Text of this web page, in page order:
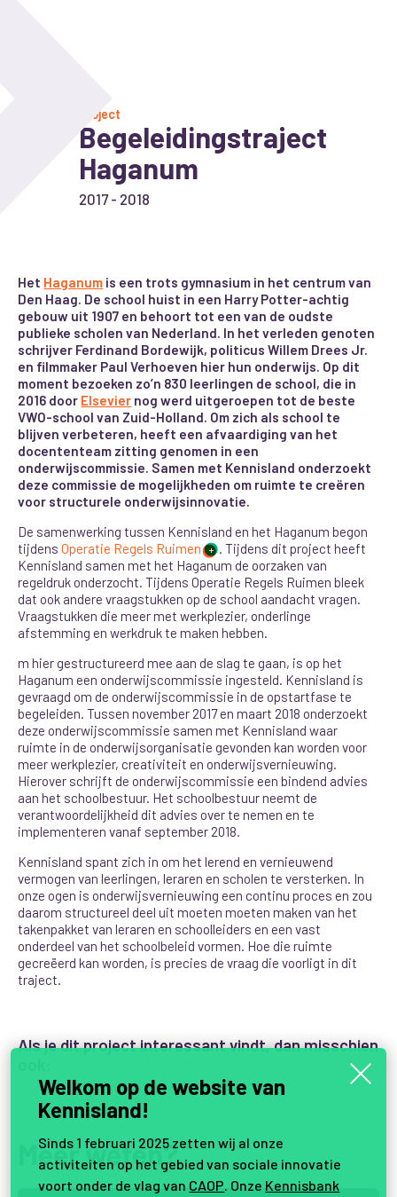
Project
Begeleidingstraject
Haganum
2017 - 2018
Het Haganum is een trots gymnasium in het centrum van
Den Haag. De school huist in een Harry Potter-achtig
gebouw uit 1907 en behoort tot een van de oudste
publieke scholen van Nederland. In het verleden genoten
schrijver Ferdinand Bordewijk, politicus Willem Drees Jr.
en filmmaker Paul Verhoeven hier hun onderwijs. Op dit
moment bezoeken zo’n 830 leerlingen de school, die in
2016 door Elsevier nog werd uitgeroepen tot de beste
VWO-school van Zuid-Holland. Om zich als school te
blijven verbeteren, heeft een afvaardiging van het
docententeam zitting genomen in een
onderwijscommissie. Samen met Kennisland onderzoekt
deze commissie de mogelijkheden om ruimte te creëren
voor structurele onderwijsinnovatie.
De samenwerking tussen Kennisland en het Haganum begon
tijdensOperatie Regels Ruimen + . Tijdens dit project heeft
Kennisland samen met het Haganum de oorzaken van
regeldruk onderzocht. Tijdens Operatie Regels Ruimen bleek
dat ook andere vraagstukken op de school aandacht vragen.
Vraagstukken die meer met werkplezier, onderlinge
afstemming en werkdruk te maken hebben.
m hier gestructureerd mee aan de slag te gaan, is op het
Haganum een onderwijscommissie ingesteld. Kennisland is
gevraagd om de onderwijscommissie in de opstartfase te
begeleiden. Tussen november 2017 en maart 2018 onderzoekt
deze onderwijscommissie samen met Kennisland waar
ruimte in de onderwijsorganisatie gevonden kan worden voor
meer werkplezier, creativiteit en onderwijsvernieuwing.
Hierover schrijft de onderwijscommissie een bindend advies
aan het schoolbestuur. Het schoolbestuur neemt de
verantwoordelijkheid dit advies over te nemen en te
implementeren vanaf september 2018.
Kennisland spant zich in om het lerend en vernieuwend
vermogen van leerlingen, leraren en scholen te versterken. In
onze ogen is onderwijsvernieuwing een continu proces en zou
daarom structureel deel uit moeten moeten maken van het
takenpakket van leraren en schoolleiders en een vast
onderdeel van het schoolbeleid vormen. Hoe die ruimte
gecreëerd kan worden, is precies de vraag die voorligt in dit
traject.
Als je dit project interessant vindt, dan misschien
Meer weten?
Welkom op de website van
Kennisland!
Sinds 1 februari 2025 zetten wij al onze
activiteiten op het gebied van sociale innovatie
voort onder de vlag van CAOP. Onze Kennisbank